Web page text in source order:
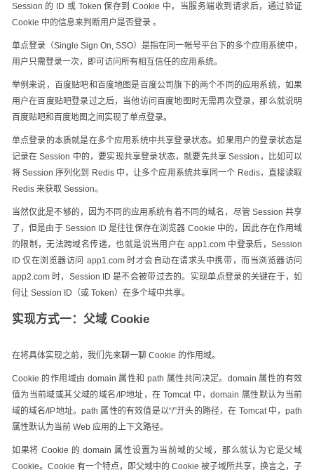
Session 的 ID 或 Token 保存到 Cookie 中，当服务端收到请求后，通过验证
Cookie 中的信息来判断用户是否登录 。
单点登录（Single Sign On, SSO）是指在同一帐号平台下的多个应用系统中，
用户只需登录一次，即可访问所有相互信任的应用系统。
举例来说，百度贴吧和百度地图是百度公司旗下的两个不同的应用系统，如果
用户在百度贴吧登录过之后，当他访问百度地图时无需再次登录，那么就说明
百度贴吧和百度地图之间实现了单点登录。
单点登录的本质就是在多个应用系统中共享登录状态。如果用户的登录状态是
记录在 Session 中的，要实现共享登录状态，就要先共享 Session，比如可以
将 Session 序列化到 Redis 中，让多个应用系统共享同一个 Redis，直接读取
Redis 来获取 Session。
当然仅此是不够的，因为不同的应用系统有着不同的域名，尽管 Session 共享
了，但是由于 Session ID 是往往保存在浏览器 Cookie 中的，因此存在作用域
的限制，无法跨域名传递，也就是说当用户在 app1.com 中登录后，Session
ID 仅在浏览器访问 app1.com 时才会自动在请求头中携带，而当浏览器访问
app2.com 时，Session ID 是不会被带过去的。实现单点登录的关键在于，如
何让 Session ID（或 Token）在多个域中共享。
实现方式一：父域 Cookie
在将具体实现之前，我们先来聊一聊 Cookie 的作用域。
Cookie 的作用域由 domain 属性和 path 属性共同决定。domain 属性的有效
值为当前域或其父域的域名/IP地址，在 Tomcat 中，domain 属性默认为当前
域的域名/IP地址。path 属性的有效值是以“/”开头的路径，在 Tomcat 中，path
属性默认为当前 Web 应用的上下文路径。
如果将 Cookie 的 domain 属性设置为当前域的父域，那么就认为它是父域
Cookie。Cookie 有一个特点，即父域中的 Cookie 被子域所共享，换言之，子